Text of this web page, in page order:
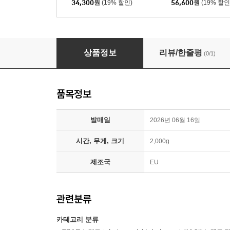
34,300원 (19% 할인)
56,600원 (19% 할
Bill Evans Trio (빌 에반스 트리오) - Portrait in
상품정보 리뷰/한줄평 (0/1)
품목정보
발매일 2026년 06월 16일
시간, 무게, 크기 2,000g
제조국 EU
관련분류
카테고리 분류